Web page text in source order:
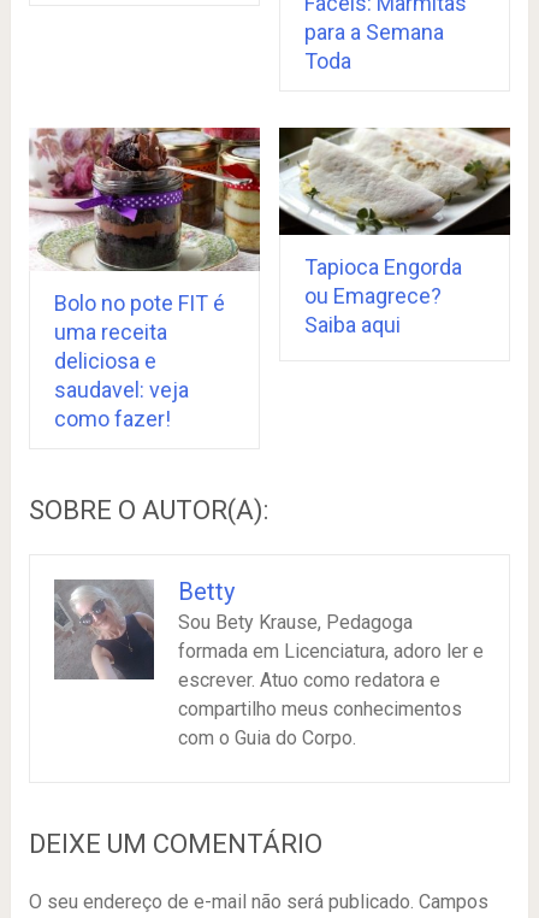
para a Semana
Toda
Bolo no pote FIT é
uma receita
deliciosa e
saudavel: veja
como fazer!
Tapioca Engorda
ou Emagrece?
Saiba aqui
SOBRE O AUTOR(A):
Betty
Sou Bety Krause, Pedagoga
formada em Licenciatura, adoro ler e
escrever. Atuo como redatora e
compartilho meus conhecimentos
com o Guia do Corpo.
DEIXE UM COMENTÁRIO
O seu endereço de e-mail não será publicado. Campos